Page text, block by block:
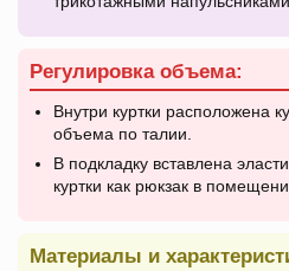
Регулировка объема:
Внутри куртки расположена
объема по талии.
В подкладку вставлена
куртки как рюкзак в
Материалы и